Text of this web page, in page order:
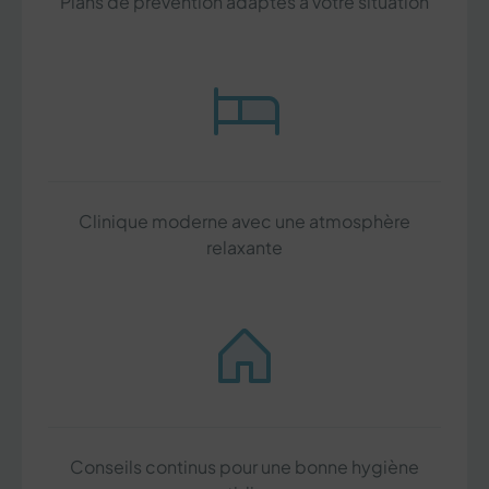
Clinique moderne avec une atmosphère
relaxante
Conseils continus pour une bonne hygiène